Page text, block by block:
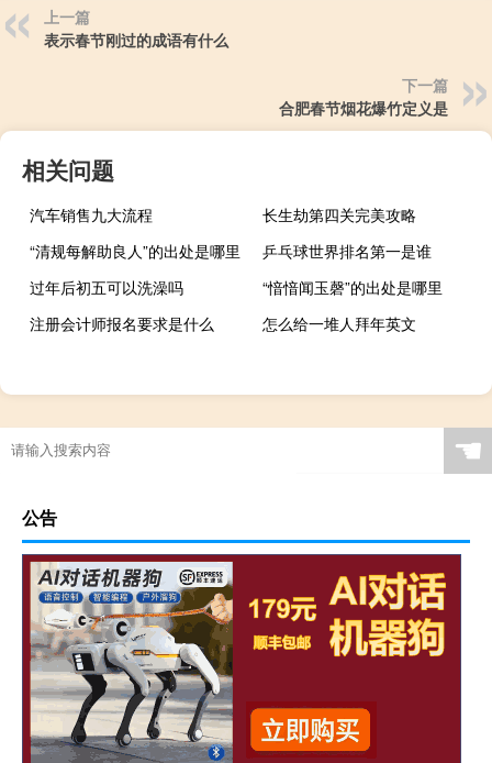
上一篇
表示春节刚过的成语有什么
下一篇
合肥春节烟花爆竹定义是
相关问题
汽车销售九大流程
长生劫第四关完美攻略
“清规每解助良人”的出处是哪里
乒乓球世界排名第一是谁
过年后初五可以洗澡吗
“愔愔闻玉磬”的出处是哪里
注册会计师报名要求是什么
怎么给一堆人拜年英文
☚
公告